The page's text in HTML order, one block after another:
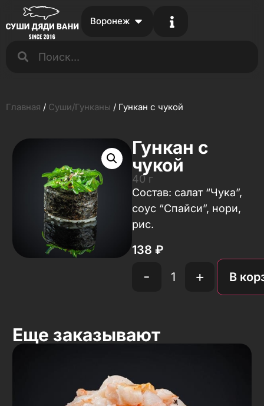
Воронеж
Главная / Суши/Гунканы / Гункан с чукой
Гункан с
чукой
40 г
Состав: салат “Чука”,
соус “Спайси”, нори,
рис.
138 ₽
- + В
Еще заказывают